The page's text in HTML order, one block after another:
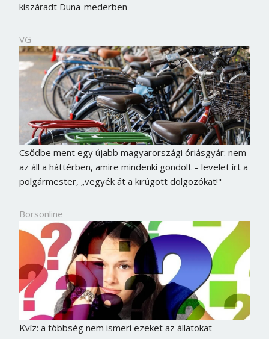
kiszáradt Duna-mederben
VG
Csődbe ment egy újabb magyarországi óriásgyár: nem
az áll a háttérben, amire mindenki gondolt – levelet írt a
polgármester, „vegyék át a kirúgott dolgozókat!"
Borsonline
Kvíz: a többség nem ismeri ezeket az állatokat